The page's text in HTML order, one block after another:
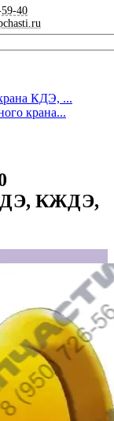
40
КДЭ, ...
крана...
КДЭ, КЖДЭ,